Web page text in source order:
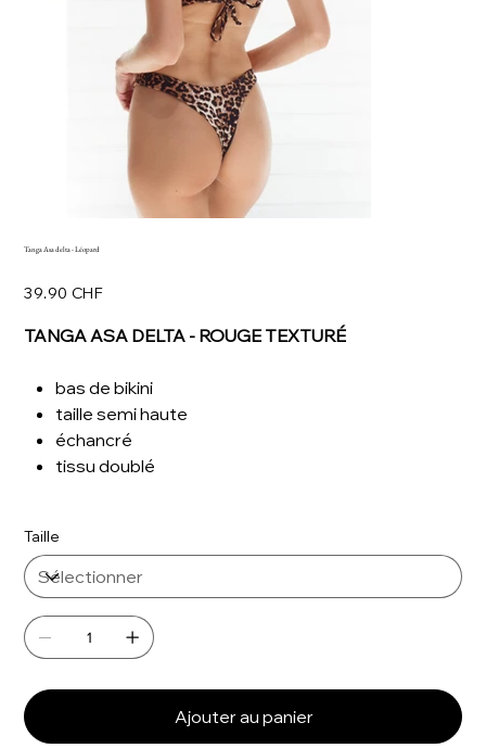
Tanga Asa delta - Léopard
39.90 CHF
TANGA ASA DELTA - ROUGE TEXTURÉ
bas de bikini
taille semi haute
échancré
tissu doublé
Taille
Ajouter au panier